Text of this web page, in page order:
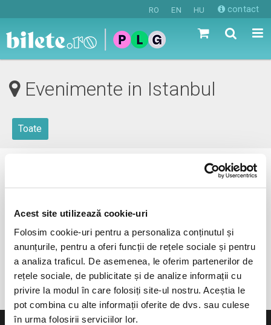
Acest site utilizează cookie-uri
Folosim cookie-uri pentru a personaliza conținutul și
anunțurile, pentru a oferi funcții de rețele sociale și pentru
a analiza traficul. De asemenea, le oferim partenerilor de
rețele sociale, de publicitate și de analize informații cu
privire la modul în care folosiți site-ul nostru. Aceștia le
pot combina cu alte informații oferite de dvs. sau culese
în urma folosirii serviciilor lor.
RO EN HU contact
Evenimente in Istanbul
Toate
0 evenimente in viitorul apropiat
anunta-ma pe email cand apare urmatorul eveniment la
Istanbul